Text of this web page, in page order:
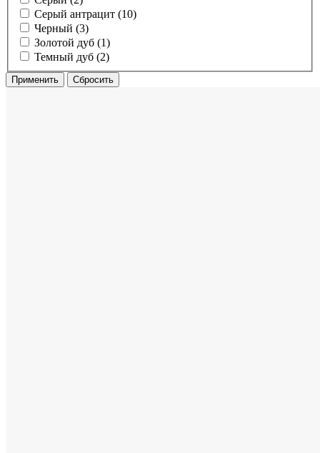
Серый антрацит (10)
Черный (3)
Золотой дуб (1)
Темный дуб (2)